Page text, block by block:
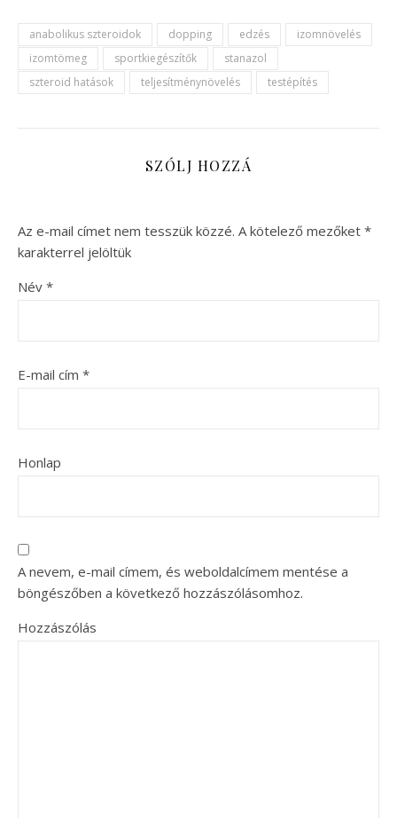
anabolikus szteroidok dopping edzés
izomnövelés
izomtömeg
sportkiegészítők
stanazol
szteroid hatások
teljesítménynövelés testépítés
SZÓLJ HOZZÁ
Az e-mail címet nem tesszük közzé. A kötelező mezőket *
karakterrel jelöltük
Név *
E-mail cím *
Honlap
A nevem, e-mail címem, és weboldalcímem mentése a
böngészőben a következő hozzászólásomhoz.
Hozzászólás